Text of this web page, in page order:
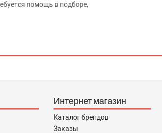
помощь в подборе,
Интернет магазин
Каталог брендов
Заказы